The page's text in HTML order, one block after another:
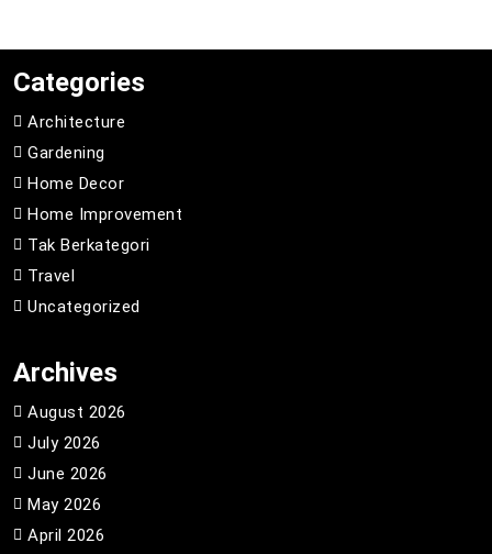
Categories
Architecture
Gardening
Home Decor
Home Improvement
Tak Berkategori
Travel
Uncategorized
Archives
August 2026
July 2026
June 2026
May 2026
April 2026